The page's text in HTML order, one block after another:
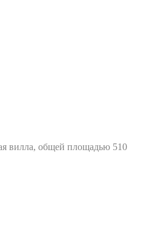
вилла, общей площадью 510